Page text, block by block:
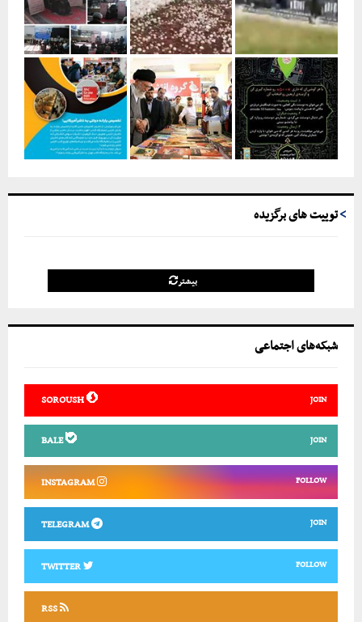
توییت های برگزیده
بیشتر
شبکه‌های اجتماعی
SOROUSH JOIN
BALE JOIN
INSTAGRAM FOLLOW
TELEGRAM JOIN
TWITTER FOLLOW
RSS